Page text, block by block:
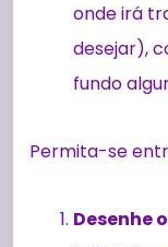
onde irá
desejar),
fundo
Permita-se
Desenhe